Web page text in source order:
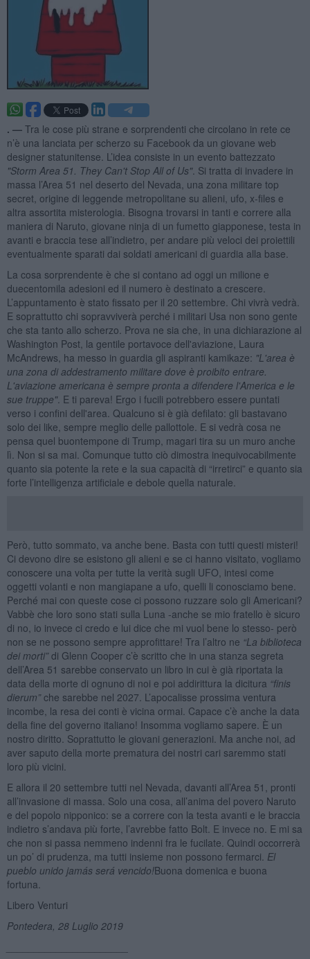
. — Tra le cose più strane e sorprendenti che circolano in rete ce
n’è una lanciata per scherzo su Facebook da un giovane web
designer statunitense. L’idea consiste in un evento battezzato
"Storm Area 51. They Can't Stop All of Us". Si tratta di invadere in
massa l’Area 51 nel deserto del Nevada, una zona militare top
secret, origine di leggende metropolitane su alieni, ufo, x-files e
altra assortita misterologia. Bisogna trovarsi in tanti e correre alla
maniera di Naruto, giovane ninja di un fumetto giapponese, testa in
avanti e braccia tese all’indietro, per andare più veloci dei proiettili
eventualmente sparati dai soldati americani di guardia alla base.
La cosa sorprendente è che si contano ad oggi un milione e
duecentomila adesioni ed il numero è destinato a crescere.
L’appuntamento è stato fissato per il 20 settembre. Chi vivrà vedrà.
E soprattutto chi sopravviverà perché i militari Usa non sono gente
che sta tanto allo scherzo. Prova ne sia che, in una dichiarazione al
Washington Post, la gentile portavoce dell'aviazione, Laura
McAndrews, ha messo in guardia gli aspiranti kamikaze: "L'area è
una zona di addestramento militare dove è proibito entrare.
L'aviazione americana è sempre pronta a difendere l'America e le
sue truppe". E ti pareva! Ergo i fucili potrebbero essere puntati
verso i confini dell'area. Qualcuno si è già defilato: gli bastavano
solo dei like, sempre meglio delle pallottole. E si vedrà cosa ne
pensa quel buontempone di Trump, magari tira su un muro anche
lì. Non si sa mai. Comunque tutto ciò dimostra inequivocabilmente
quanto sia potente la rete e la sua capacità di “irretirci” e quanto sia
forte l’intelligenza artificiale e debole quella naturale.
Però, tutto sommato, va anche bene. Basta con tutti questi misteri!
Ci devono dire se esistono gli alieni e se ci hanno visitato, vogliamo
conoscere una volta per tutte la verità sugli UFO, intesi come
oggetti volanti e non mangiapane a ufo, quelli li conosciamo bene.
Perché mai con queste cose ci possono ruzzare solo gli Americani?
Vabbè che loro sono stati sulla Luna -anche se mio fratello è sicuro
di no, io invece ci credo e lui dice che mi vuol bene lo stesso- però
non se ne possono sempre approfittare! Tra l’altro ne “La biblioteca
dei morti”di Glenn Cooper c’è scritto che in una stanza segreta
dell’Area 51 sarebbe conservato un libro in cui è già riportata la
data della morte di ognuno di noi e poi addirittura la dicitura “finis
dierum”che sarebbe nel 2027. L’apocalisse prossima ventura
incombe, la resa dei conti è vicina ormai. Capace c’è anche la data
della fine del governo italiano! Insomma vogliamo sapere. È un
nostro diritto. Soprattutto le giovani generazioni. Ma anche noi, ad
aver saputo della morte prematura dei nostri cari saremmo stati
loro più vicini.
E allora il 20 settembre tutti nel Nevada, davanti all’Area 51, pronti
all’invasione di massa. Solo una cosa, all’anima del povero Naruto
e del popolo nipponico: se a correre con la testa avanti e le braccia
indietro s’andava più forte, l’avrebbe fatto Bolt. E invece no. E mi sa
che non si passa nemmeno indenni fra le fucilate. Quindi occorrerà
un po’ di prudenza, ma tutti insieme non possono fermarci. El
pueblo unido jamás será vencido!Buona domenica e buona
fortuna.
Libero Venturi
Pontedera, 28 Luglio 2019